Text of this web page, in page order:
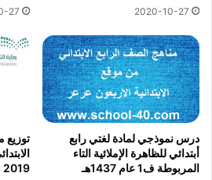
2020-10-27
27
درس نموذجي لمادة لغتي رابع
أبتدائي للظاهرة الإملائية التاء
المربوطة ف1 عام 1437هـ
توزيع
2019 م